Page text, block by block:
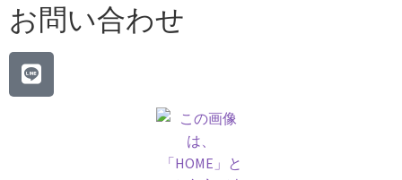
お問い合わせ